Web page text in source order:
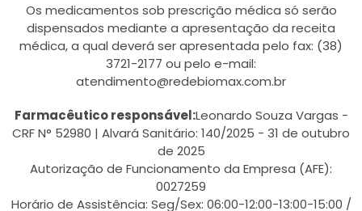
Os medicamentos sob prescrição médica só serão
dispensados mediante a apresentação da receita
médica, a qual deverá ser apresentada pelo fax: (38)
3721-2177 ou pelo e-mail:
atendimento@redebiomax.com.br
Farmacêutico responsável:Leonardo Souza Vargas -
CRF N° 52980 | Alvará Sanitário: 140/2025 - 31 de outubro
de 2025
Autorização de Funcionamento da Empresa (AFE):
0027259
Horário de Assistência: Seg/Sex: 06:00-12:00-13:00-15:00 /